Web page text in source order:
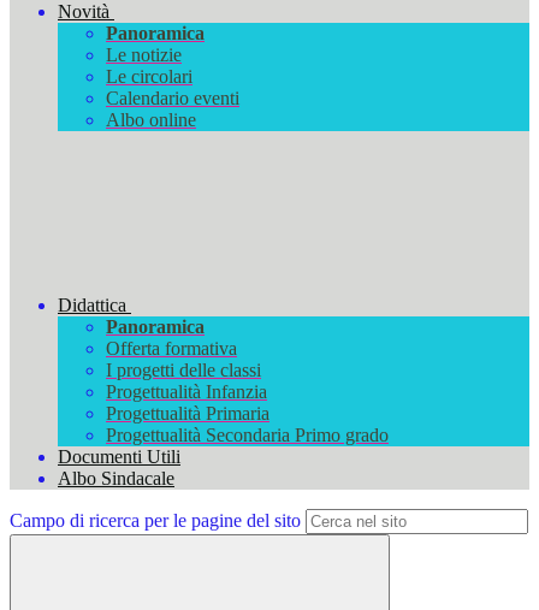
Novità
Panoramica
Le notizie
Le circolari
Calendario eventi
Albo online
Didattica
Panoramica
Offerta formativa
I progetti delle classi
Progettualità Infanzia
Progettualità Primaria
Progettualità Secondaria Primo grado
Documenti Utili
Albo Sindacale
Campo di ricerca per le pagine del sito